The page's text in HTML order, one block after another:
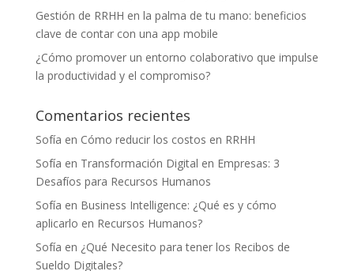
Gestión de RRHH en la palma de tu mano: beneficios
clave de contar con una app mobile
¿Cómo promover un entorno colaborativo que impulse
la productividad y el compromiso?
Comentarios recientes
Sofía en Cómo reducir los costos en RRHH
Sofía en Transformación Digital en Empresas: 3
Desafíos para Recursos Humanos
Sofía en Business Intelligence: ¿Qué es y cómo
aplicarlo en Recursos Humanos?
Sofía en ¿Qué Necesito para tener los Recibos de
Sueldo Digitales?